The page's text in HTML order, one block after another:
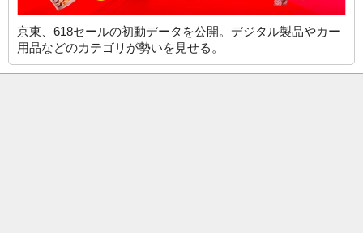
京東、618セールの初動データを公開。デジタル製品やカー
用品などのカテゴリが勢いを見せる。